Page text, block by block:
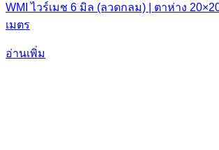
WMI ไวร์เมช 6 มิล (ลวดกลม) | ตาห่าง
เมตร
อ่านเพิ่ม